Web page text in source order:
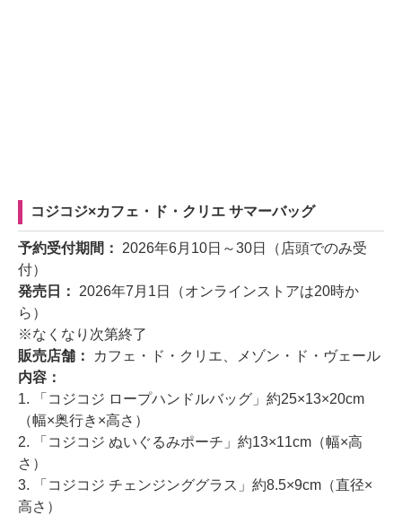
コジコジ×カフェ・ド・クリエ サマーバッグ
予約受付期間： 2026年6月10日～30日（店頭でのみ受
付）
発売日： 2026年7月1日（オンラインストアは20時か
ら）
※なくなり次第終了
販売店舗：
カフェ・ド・クリエ、メゾン・ド・ヴェール
内容：
1. 「コジコジ ロープハンドルバッグ」約25×13×20cm
（幅×奥行き×高さ）
2. 「コジコジ ぬいぐるみポーチ」約13×11cm（幅×高
さ）
3. 「コジコジ チェンジンググラス」約8.5×9cm（直径×
高さ）